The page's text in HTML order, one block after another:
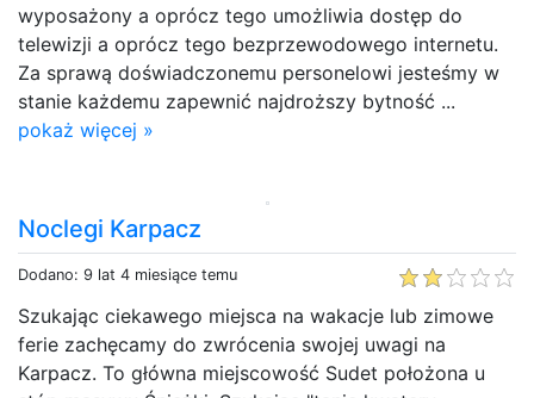
wyposażony a oprócz tego umożliwia dostęp do
telewizji a oprócz tego bezprzewodowego internetu.
Za sprawą doświadczonemu personelowi jesteśmy w
stanie każdemu zapewnić najdroższy bytność ...
pokaż więcej »
Noclegi Karpacz
Dodano: 9 lat 4 miesiące temu
Szukając ciekawego miejsca na wakacje lub zimowe
ferie zachęcamy do zwrócenia swojej uwagi na
Karpacz. To główna miejscowość Sudet położona u